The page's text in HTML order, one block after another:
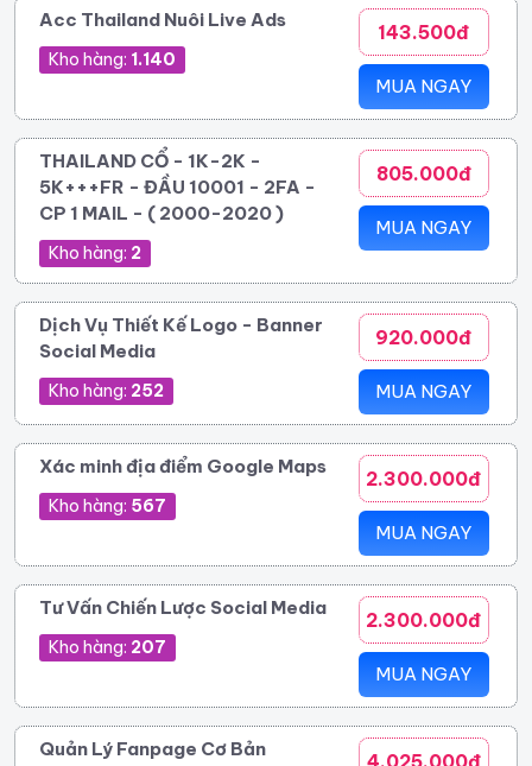
Acc Thailand Nuôi Live Ads
Kho hàng: 1.140
143.500đ
MUA NGAY
THAILAND CỔ - 1K-2K -
5K+++FR - ĐẦU 10001 - 2FA -
CP 1 MAIL - ( 2000-2020 )
Kho hàng: 2
805.000đ
MUA NGAY
Dịch Vụ Thiết Kế Logo - Banner
Social Media
Kho hàng: 252
920.000đ
MUA NGAY
Xác minh địa điểm Google Maps
Kho hàng: 567
2.300.000đ
MUA NGAY
Tư Vấn Chiến Lược Social Media
Kho hàng: 207
2.300.000đ
MUA NGAY
Quản Lý Fanpage Cơ Bản